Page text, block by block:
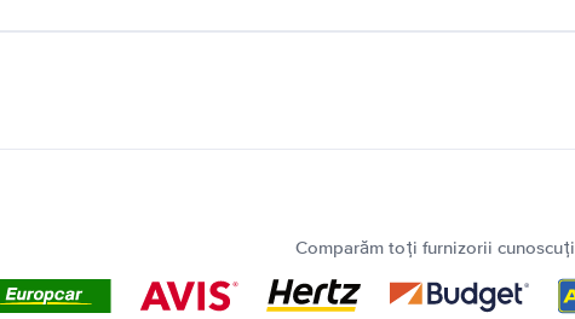
Comparăm toți furnizorii cunoscuți